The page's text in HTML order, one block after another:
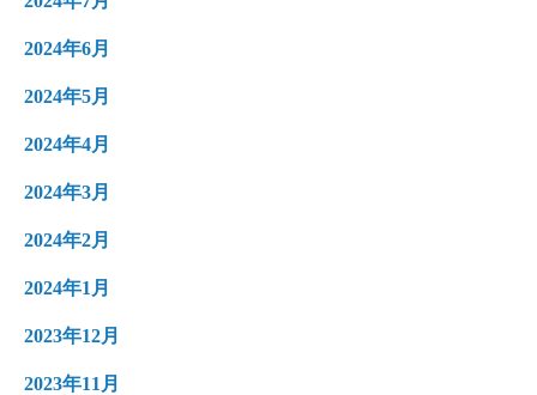
2024年6月
2024年5月
2024年4月
2024年3月
2024年2月
2024年1月
2023年12月
2023年11月